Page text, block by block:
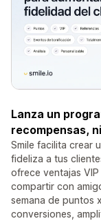
Lanza un
recompensas,
Smile facilita crear
fideliza a tus
ofrece ventajas
compartir con
semana de puntos
conversiones,